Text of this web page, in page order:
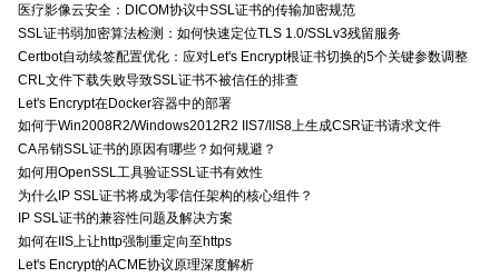
医疗影像云安全：DICOM协议中SSL证书的传输加密规范
SSL证书弱加密算法检测：如何快速定位TLS 1.0/SSLv3残留服务
Certbot自动续签配置优化：应对Let's Encrypt根证书切换的5个关键参数调整
CRL文件下载失败导致SSL证书不被信任的排查
Let's Encrypt在Docker容器中的部署
如何于Win2008R2/Windows2012R2 IIS7/IIS8上生成CSR证书请求文件
CA吊销SSL证书的原因有哪些？如何规避？
如何用OpenSSL工具验证SSL证书有效性
为什么IP SSL证书将成为零信任架构的核心组件？
IP SSL证书的兼容性问题及解决方案
如何在IIS上让http强制重定向至https
Let's Encrypt的ACME协议原理深度解析